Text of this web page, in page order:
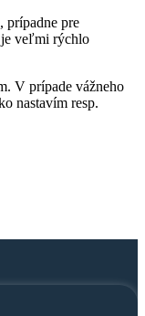
prípadne pre
je veľmi rýchlo
V prípade vážneho
nastavím resp.